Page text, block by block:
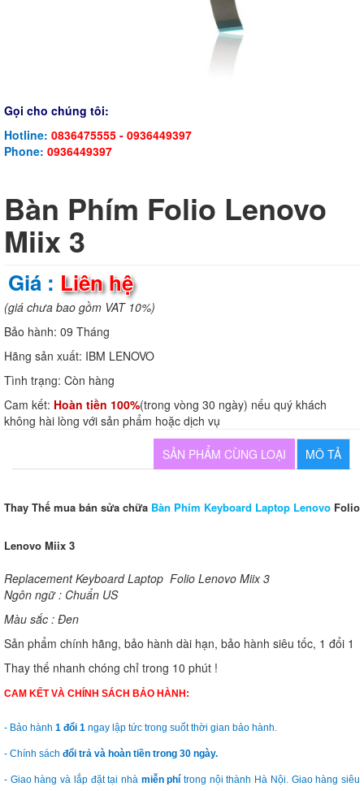
Gọi cho chúng tôi:
Hotline: 0836475555 - 0936449397
Phone: 0936449397
Bàn Phím Folio Lenovo
Miix 3
Giá : Liên hệ
(giá chưa bao gồm VAT 10%)
Bảo hành: 09 Tháng
Hãng sản xuất: IBM LENOVO
Tình trạng: Còn hàng
Cam kết: Hoàn tiền 100%(trong vòng 30 ngày) nếu quý khách
không hài lòng với sản phẩm hoặc dịch vụ
MÔ TẢ
SẢN PHẨM CÙNG LOẠI
Thay Thế mua bán sửa chữa Bàn Phím Keyboard Laptop Lenovo Folio
Lenovo Miix 3
Replacement Keyboard Laptop Folio Lenovo Miix 3
Ngôn ngữ : Chuẩn US
Màu sắc : Đen
Sản phẩm chính hãng, bảo hành dài hạn, bảo hành siêu tốc, 1 đổi 1
Thay thế nhanh chóng chỉ trong 10 phút !
CAM KẾT VÀ CHÍNH SÁCH BẢO HÀNH:
- Bảo hành 1 đổi 1 ngay lập tức trong suốt thời gian bảo hành.
- Chính sách đổi trả và hoàn tiền trong 30 ngày.
- Giao hàng và lắp đặt tại nhà miễn phí trong nội thành Hà Nội. Giao hàng siêu